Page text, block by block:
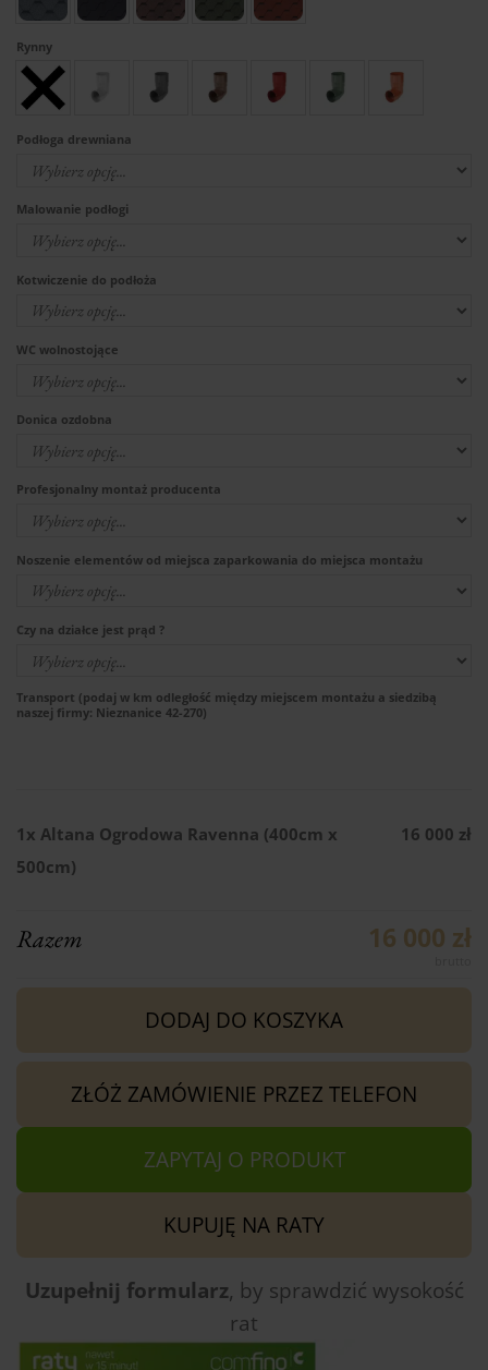
Rynny
Podłoga drewniana
Malowanie podłogi
Kotwiczenie do podłoża
WC wolnostojące
Donica ozdobna
Profesjonalny montaż producenta
Noszenie elementów od miejsca zaparkowania do miejsca montażu
Czy na działce jest prąd ?
Transport (podaj w km odległość między miejscem montażu a siedzibą
naszej firmy: Nieznanice 42-270)
1x Altana Ogrodowa Ravenna (400cm x
500cm)
16 000 zł
Razem 16 000 zł
DODAJ DO KOSZYKA
ZŁÓŻ ZAMÓWIENIE PRZEZ TELEFON
ZAPYTAJ O PRODUKT
KUPUJĘ NA RATY
Uzupełnij formularz, by sprawdzić wysokość
rat